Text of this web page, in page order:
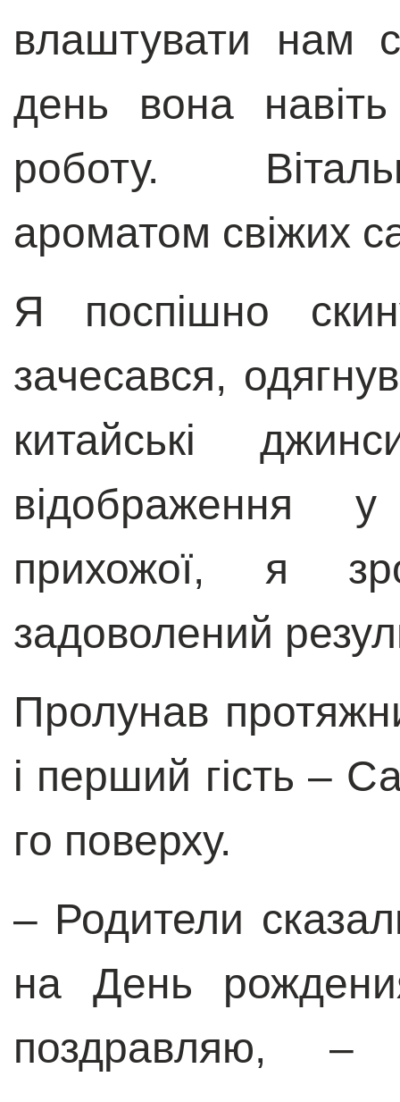
влаштувати нам
день вона
роботу.
ароматом свіжих
Я поспішно
зачесався,
китайські
відображення
прихожої, я
задоволений
Пролунав
і перший гість –
го поверху.
– Родители
на День
поздравляю,–